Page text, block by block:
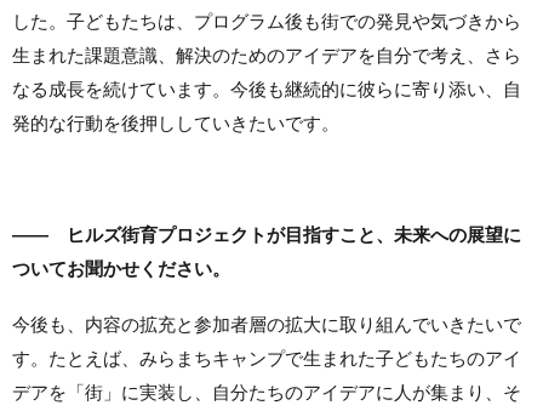
した。子どもたちは、プログラム後も街での発見や気づきから
生まれた課題意識、解決のためのアイデアを自分で考え、さら
なる成長を続けています。今後も継続的に彼らに寄り添い、自
発的な行動を後押ししていきたいです。
—— ヒルズ街育プロジェクトが目指すこと、未来への展望に
ついてお聞かせください。
今後も、内容の拡充と参加者層の拡大に取り組んでいきたいで
す。たとえば、みらまちキャンプで生まれた子どもたちのアイ
デアを「街」に実装し、自分たちのアイデアに人が集まり、そ